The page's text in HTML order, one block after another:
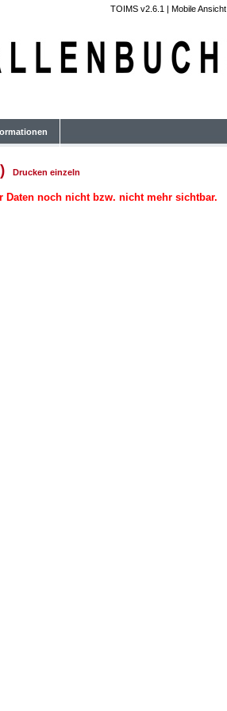
TOIMS v2.6.1 | Mobile Ansicht
Drucken einzeln
Daten noch nicht bzw. nicht mehr sichtbar.